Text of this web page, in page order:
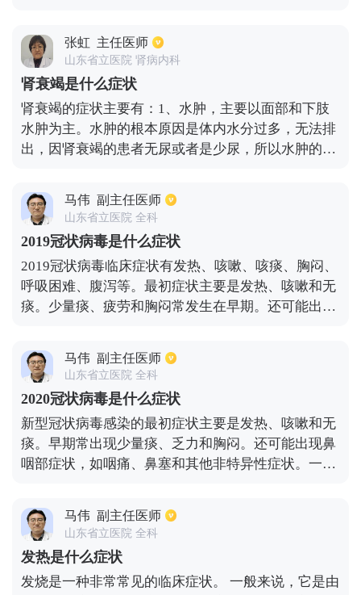
能会出现一些厌食、咽炎或扁桃体炎。建议大家必须
注意及时对症治疗，可采取青霉素类药物或头孢类药
物进行治疗以缓解症状。同时注意饮食要清淡，保持
室内空气新鲜，循环，温度和湿度要适当，另外一定
要注意保暖，避免风吹，感冒，同时要卧床休息，避
免患者进行一些剧烈运动，以免使情况更加严重。
张虹 主任医师
山东省立医院 肾病内科
肾衰竭是什么症状
肾衰竭的症状主要有：1、水肿，主要以面部和下肢
水肿为主。水肿的根本原因是体内水分过多，无法排
出，因肾衰竭的患者无尿或者是少尿，所以水肿的问
毒素过多，会刺激胃肠粘膜，影响营养物质的正常消
化和吸收。3、乏力、心慌，因为肾衰竭患者经常并
发贫血，能够在体内运输氧的红细胞减少，并且当组
织能量不足时将出现诸如疲劳、头晕、心慌等症状。
4、皮肤搔痒，主要是由体内钙磷代谢紊乱引起的。
马伟 副主任医师
山东省立医院 全科
2019冠状病毒是什么症状
2019冠状病毒临床症状有发热、咳嗽、咳痰、胸闷、
呼吸困难、腹泻等。最初症状主要是发热、咳嗽和无
痰。少量痰、疲劳和胸闷常发生在早期。还可能出现
一些轻度患者可能没有发烧症状。老年患者和免疫抑
制患者可能出现不典型症状，患者可能逐渐出现呼吸
困难。
马伟 副主任医师
山东省立医院 全科
2020冠状病毒是什么症状
新型冠状病毒感染的最初症状主要是发热、咳嗽和无
痰。早期常出现少量痰、乏力和胸闷。还可能出现鼻
咽部症状，如咽痛、鼻塞和其他非特异性症状。一些
者可能出现非典型症状，患者可能逐渐出现呼吸困
难。严重病例可能导致难以纠正的急性呼吸窘迫综合
征、脓肿休克、凝血功能障碍和代谢性酸中毒。具体
表现包括呼吸困难、心率加快、脉搏微弱、低血压、
皮肤瘀斑甚至少尿。大多数新型冠状病毒感染患者病
马伟 副主任医师
山东省立医院 全科
发热是什么症状
发烧是一种非常常见的临床症状。 一般来说，它是由